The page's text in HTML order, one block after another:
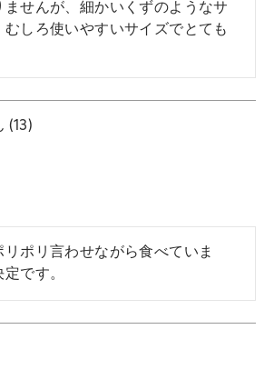
ませんが、細かいくずのようなサ
むしろ使いやすいサイズでとても
13
リポリ言わせながら食べていま
です。